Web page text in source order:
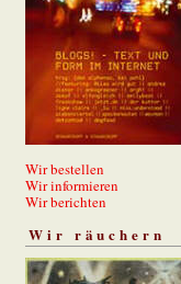
Wir bestellen
Wir informieren
Wir berichten
Wir räuchern